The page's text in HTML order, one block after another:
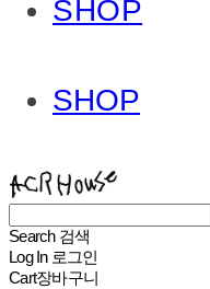
SHOP
SHOP
Search 검색
Log In 로그인
Cart장바구니